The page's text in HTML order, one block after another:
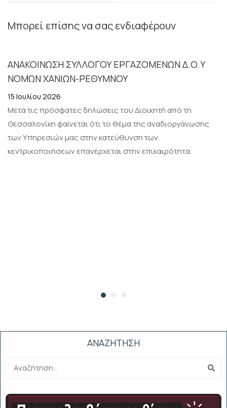
Μπορεί επίσης να σας ενδιαφέρουν
ΑΝΑΚΟΙΝΩΣΗ ΣΥΛΛΟΓΟΥ ΕΡΓΑΖΟΜΕΝΩΝ Δ.Ο.Υ
ΝΟΜΩΝ ΧΑΝΙΩΝ-ΡΕΘΥΜΝΟΥ
15 Ιουλίου 2026
Μετά τις πρόσφατες δηλώσεις του Διοικητή από τη
Θεσσαλονίκη φαίνεται ότι το θέμα της αναδιοργάνωσης
των Υπηρεσιών μας στην κατεύθυνση των
κεντρικοποιήσεων επανέρχεται στην επικαιρότητα.
ΑΝΑΖΗΤΗΣΗ